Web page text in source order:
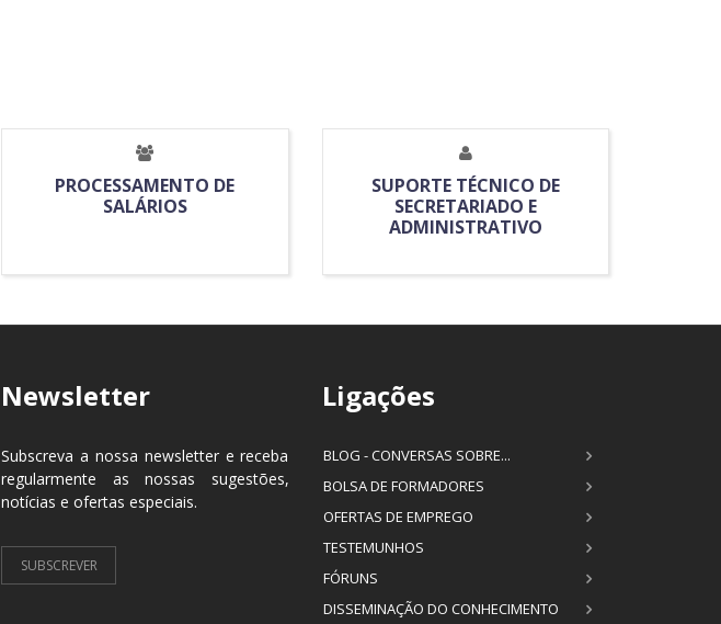
PROCESSAMENTO DE
SALÁRIOS
SUPORTE TÉCNICO DE
SECRETARIADO E
ADMINISTRATIVO
Newsletter
Subscreva a nossa newsletter e receba
regularmente as nossas sugestões,
notícias e ofertas especiais.
SUBSCREVER
Ligações
BLOG - CONVERSAS SOBRE...
BOLSA DE FORMADORES
OFERTAS DE EMPREGO
TESTEMUNHOS
FÓRUNS
DISSEMINAÇÃO DO CONHECIMENTO